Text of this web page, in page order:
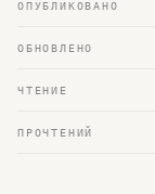
ОПУБЛИКОВАНО
ОБНОВЛЕНО
ЧТЕНИЕ
ПРОЧТЕНИЙ